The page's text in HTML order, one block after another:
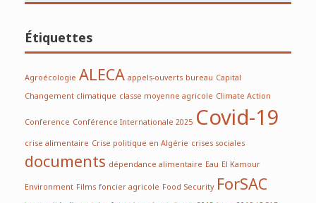
Étiquettes
Agroécologie ALECAappels-ouverts bureau Capital
Changement climatique classe moyenne agricole Climate Action
Conference Conférence Internationale 2025 Covid-19
crise alimentaire Crise politique en Algérie crises sociales
documents dépendance alimentaire Eau El Kamour
Environment Filmsfoncier agricole Food Security ForSAC